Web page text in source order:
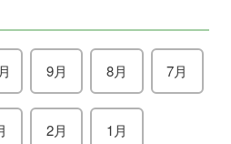
9月 8月 7月
2月 1月